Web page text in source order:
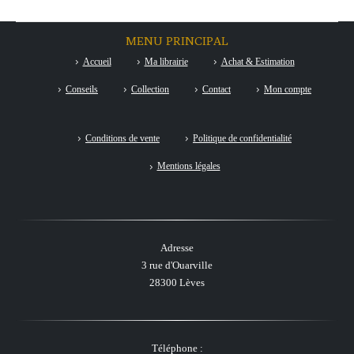
MENU PRINCIPAL
Accueil Ma librairie Achat & Estimation
Conseils Collection Contact Mon compte
Conditions de vente Politique de confidentialité
Mentions légales
Adresse
3 rue d'Ouarville
28300 Lèves
Téléphone :